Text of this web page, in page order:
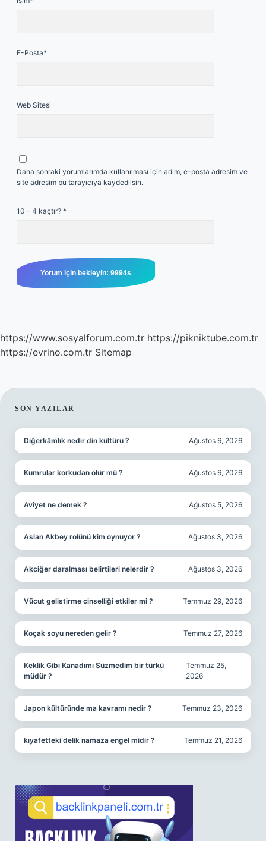
E-Posta*
Web Sitesi
Daha sonraki yorumlarımda kullanılması için adım, e-posta adresim ve
site adresim bu tarayıcıya kaydedilsin.
10 - 4 kaçtır? *
https://www.sosyalforum.com.tr https://pikniktube.com.tr
https://evrino.com.tr Sitemap
SIDEBAR
SON YAZILAR
Diğerkâmlık nedir din kültürü ? Ağustos 6, 2026
Kumrular korkudan ölür mü ? Ağustos 6, 2026
Aviyet ne demek ? Ağustos 5, 2026
Aslan Akbey rolünü kim oynuyor ? Ağustos 3, 2026
Akciğer daralması belirtileri nelerdir ? Ağustos 3, 2026
Vücut gelistirme cinselliği etkiler mi ? Temmuz 29, 2026
Koçak soyu nereden gelir ? Temmuz 27, 2026
Keklik Gibi Kanadımı Süzmedim bir türkü
müdür ?
Temmuz 25,
2026
Japon kültüründe ma kavramı nedir ? Temmuz 23, 2026
kıyafetteki delik namaza engel midir ? Temmuz 21, 2026